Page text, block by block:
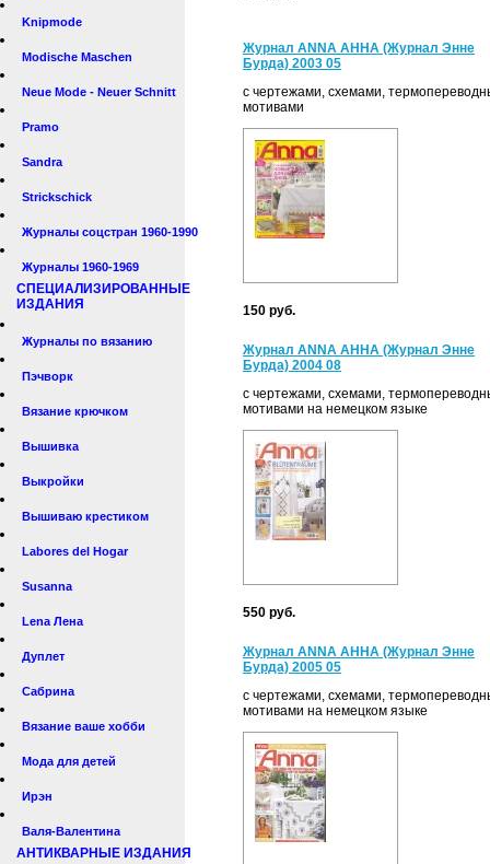
Knipmode
Modische Maschen
Neue Mode - Neuer Schnitt
Pramo
Sandra
Strickschick
Журналы соцстран 1960-1990
Журналы 1960-1969
СПЕЦИАЛИЗИРОВАННЫЕ
ИЗДАНИЯ
Журналы по вязанию
Пэчворк
Вязание крючком
Вышивка
Выкройки
Вышиваю крестиком
Labores del Hogar
Susanna
Lena Лена
Дуплет
Сабрина
Вязание ваше хобби
Мода для детей
Ирэн
Валя-Валентина
АНТИКВАРНЫЕ ИЗДАНИЯ
Журнал ANNA АННА (Журнал Энне
Бурда) 2003 05
с чертежами, схемами,
мотивами
150 руб.
Журнал ANNA АННА (Журнал Энне
Бурда) 2004 08
с чертежами, схемами,
мотивами на немецком языке
550 руб.
Журнал ANNA АННА (Журнал Энне
Бурда) 2005 05
с чертежами, схемами,
мотивами на немецком языке